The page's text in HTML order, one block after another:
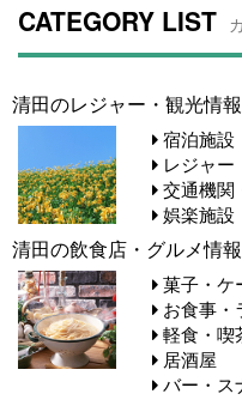
CATEGORY LIST
清田のレジャー・観光情報
宿泊施設
レジャー
交通機関
娯楽施設
清田の飲食店・グルメ情報
菓子・ケ
お食事・
軽食・喫
居酒屋
バー・ス